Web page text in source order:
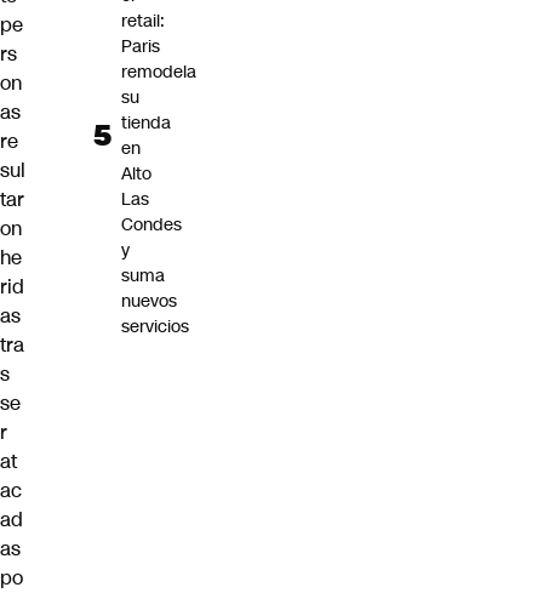
pe
rs
on
as
re
sul
tar
on
he
rid
as
tra
s
se
r
at
ac
ad
as
po
retail:
Paris
remodela
su
tienda
en
Alto
Las
Condes
y
suma
nuevos
servicios